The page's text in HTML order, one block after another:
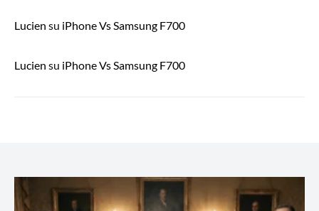
Lucien su iPhone Vs Samsung F700
Lucien su iPhone Vs Samsung F700